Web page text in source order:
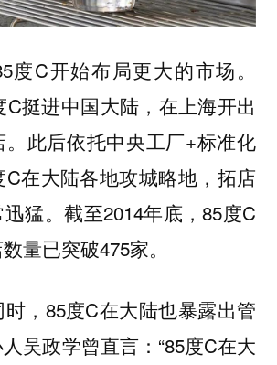
度C开始布局更大的市场。
C挺进中国大陆，在上海开出
。此后依托中央工厂+标准化
C在大陆各地攻城略地，拓店
猛。截至2014年底，85度C
量已突破475家。
，85度C在大陆也暴露出管
吴政学曾直言：“85度C在大